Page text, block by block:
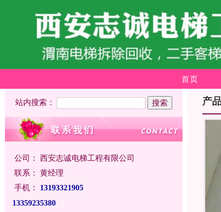
首页
站内搜索：
公司： 西安志诚电梯工程有限公司
联系： 黄经理
手机：
13193321905
13359235380
产